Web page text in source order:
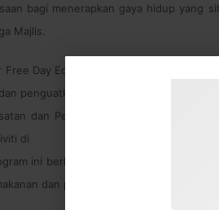
bagi menerapkan gaya hidup yang
Majlis.
Free Day Edisi Integriti Fit Run 2025 ini
penguatkuasaan yang terdiri daripada
dan Penguatkuasaan Trafik, Polis
di
ini berlangsung iaitu Pertandingan
dan pelbagai.